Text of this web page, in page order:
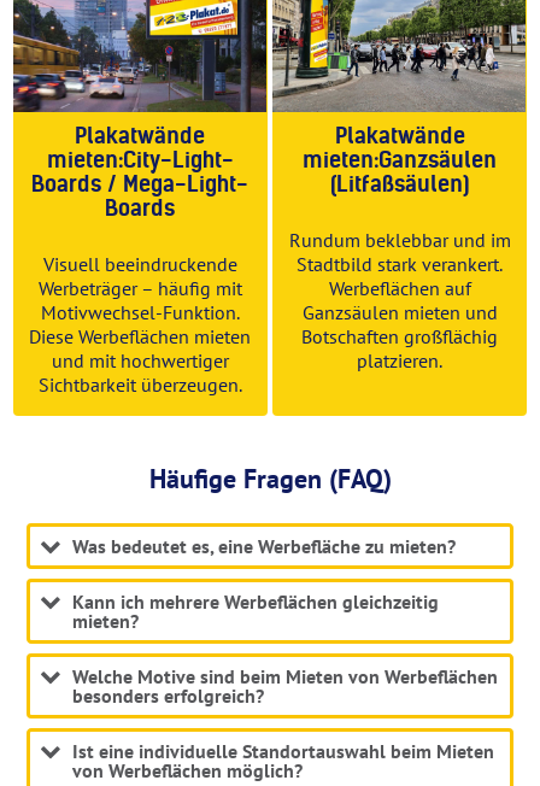
Plakatwände
mieten:City-Light-
Boards / Mega-Light-
Boards
Visuell beeindruckende
Werbeträger – häufig mit
Motivwechsel-Funktion.
Diese Werbeflächen mieten
und mit hochwertiger
Sichtbarkeit überzeugen.
Plakatwände
mieten:Ganzsäulen
(Litfaßsäulen)
Rundum beklebbar und im
Stadtbild stark verankert.
Werbeflächen auf
Ganzsäulen mieten und
Botschaften großflächig
platzieren.
Häufige Fragen (FAQ)
Was bedeutet es, eine Werbefläche zu mieten?
Kann ich mehrere Werbeflächen gleichzeitig
mieten?
Welche Motive sind beim Mieten von Werbeflächen
besonders erfolgreich?
Ist eine individuelle Standortauswahl beim Mieten
von Werbeflächen möglich?